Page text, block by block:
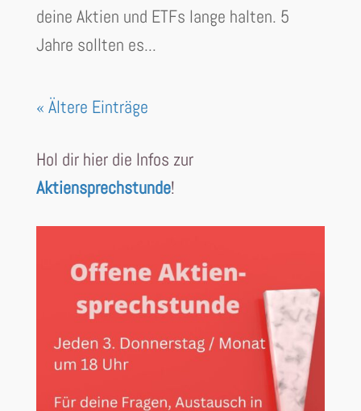
deine Aktien und ETFs lange halten. 5
Jahre sollten es...
« Ältere Einträge
Hol dir hier die Infos zur
Aktiensprechstunde!